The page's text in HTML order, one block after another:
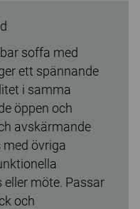
soffa med
ett spännande
i samma
öppen och
avskärmande
med övriga
möte. Passar
och